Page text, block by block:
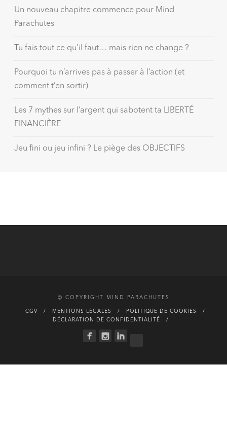
Un nouveau chapitre commence pour Mind
Parachutes
Tu fais tout ce qu’il faut… mais rien ne change ?
Pourquoi tu n’arrives pas à passer à l’action (et
comment t’en sortir)
Les 7 mythes sur l’argent qui sabotent ta LIBERTÉ
FINANCIÈRE
Jeu fini ou jeu infini ? Le piège des OBJECTIFS
© COPYRIGHT MIND PARACHUTES
CGV MENTIONS LÉGALES
POLITIQUE DE COOKIES
DÉCLARATION DE CONFIDENTIALITÉ